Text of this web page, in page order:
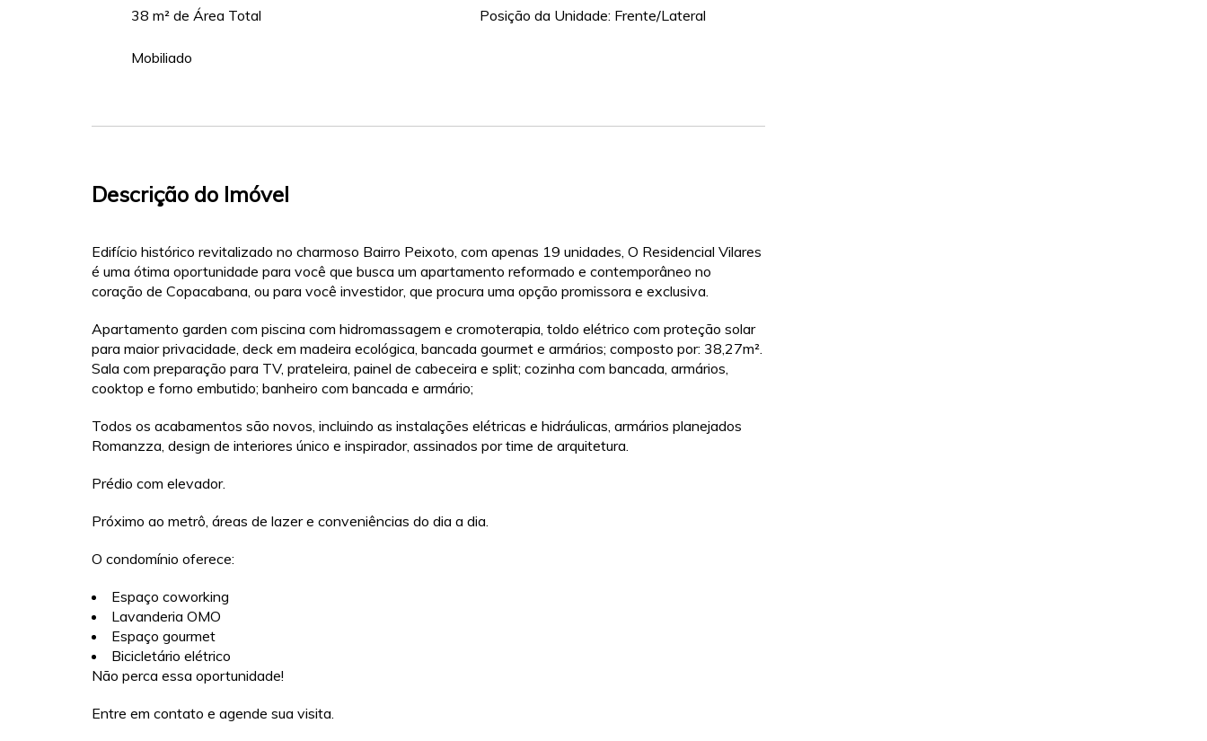
38 m² de Área Total Posição da Unidade: Frente/Lateral
Mobiliado
Descrição do Imóvel
Edifício histórico revitalizado no charmoso Bairro Peixoto, com apenas 19 unidades, O Residencial Vilares
é uma ótima oportunidade para você que busca um apartamento reformado e contemporâneo no
coração de Copacabana, ou para você investidor, que procura uma opção promissora e exclusiva.
Apartamento garden com piscina com hidromassagem e cromoterapia, toldo elétrico com proteção solar
para maior privacidade, deck em madeira ecológica, bancada gourmet e armários; composto por: 38,27m².
Sala com preparação para TV, prateleira, painel de cabeceira e split; cozinha com bancada, armários,
cooktop e forno embutido; banheiro com bancada e armário;
Todos os acabamentos são novos, incluindo as instalações elétricas e hidráulicas, armários planejados
Romanzza, design de interiores único e inspirador, assinados por time de arquitetura.
Prédio com elevador.
Próximo ao metrô, áreas de lazer e conveniências do dia a dia.
O condomínio oferece:
Espaço coworking
Lavanderia OMO
Espaço gourmet
Bicicletário elétrico
Não perca essa oportunidade!
Entre em contato e agende sua visita.